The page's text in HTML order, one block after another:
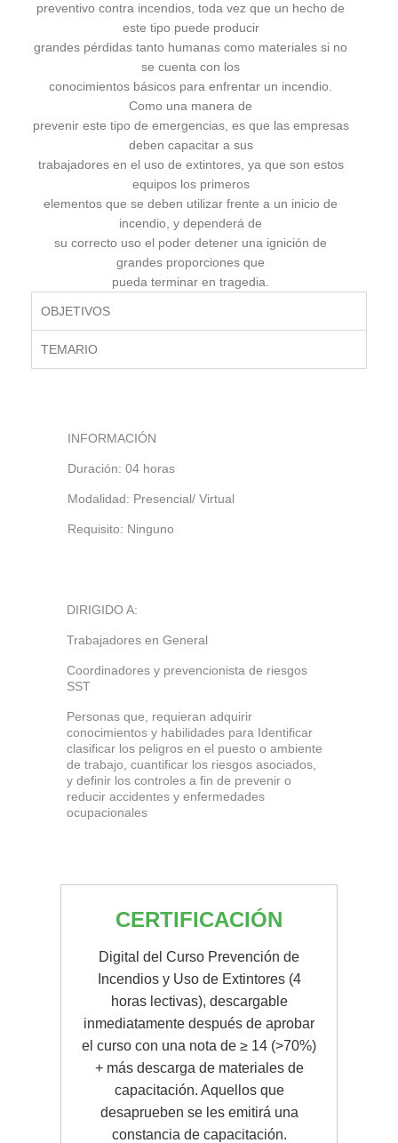
preventivo contra incendios, toda vez que un hecho de
este tipo puede producir
grandes pérdidas tanto humanas como materiales si no
se cuenta con los
conocimientos básicos para enfrentar un incendio.
Como una manera de
prevenir este tipo de emergencias, es que las empresas
deben capacitar a sus
trabajadores en el uso de extintores, ya que son estos
equipos los primeros
elementos que se deben utilizar frente a un inicio de
incendio, y dependerá de
su correcto uso el poder detener una ignición de
grandes proporciones que
pueda terminar en tragedia.
OBJETIVOS
TEMARIO
INFORMACIÓN
Duración: 04 horas
Modalidad: Presencial/ Virtual
Requisito: Ninguno
DIRIGIDO A:
Trabajadores en General
Coordinadores y prevencionista de riesgos
SST
Personas que, requieran adquirir
conocimientos y habilidades para Identificar
clasificar los peligros en el puesto o ambiente
de trabajo, cuantificar los riesgos asociados,
y definir los controles a fin de prevenir o
reducir accidentes y enfermedades
ocupacionales
CERTIFICACIÓN
Digital del Curso Prevención de
Incendios y Uso de Extintores (4
horas lectivas), descargable
inmediatamente después de aprobar
el curso con una nota de ≥ 14 (>70%)
+ más descarga de materiales de
capacitación. Aquellos que
desaprueben se les emitirá una
constancia de capacitación.